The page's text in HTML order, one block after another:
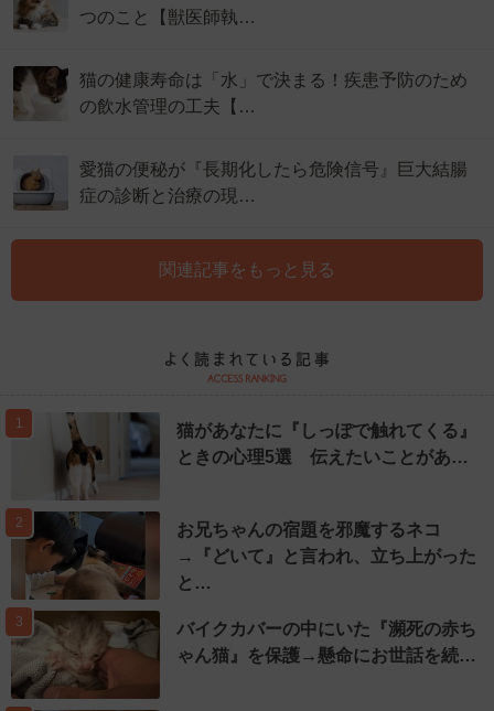
つのこと【獣医師執…
猫の健康寿命は「水」で決まる！疾患予防のため
の飲水管理の工夫【…
愛猫の便秘が『長期化したら危険信号』巨大結腸
症の診断と治療の現…
関連記事をもっと見る
1
猫があなたに『しっぽで触れてくる』
ときの心理5選 伝えたいことがあ…
2
お兄ちゃんの宿題を邪魔するネコ
→『どいて』と言われ、立ち上がった
と…
3
バイクカバーの中にいた『瀕死の赤ち
ゃん猫』を保護→懸命にお世話を続…